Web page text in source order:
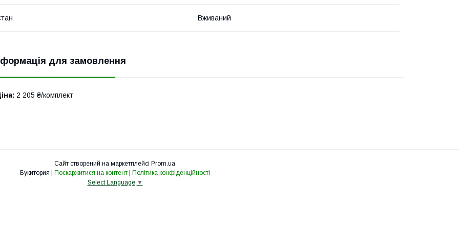
Вживаний
для замовлення
2 205 ₴/комплект
Сайт створений на маркетплейсі Prom.ua
Поскаржитися на контент
Політика конфіденційності
Select Language ▼